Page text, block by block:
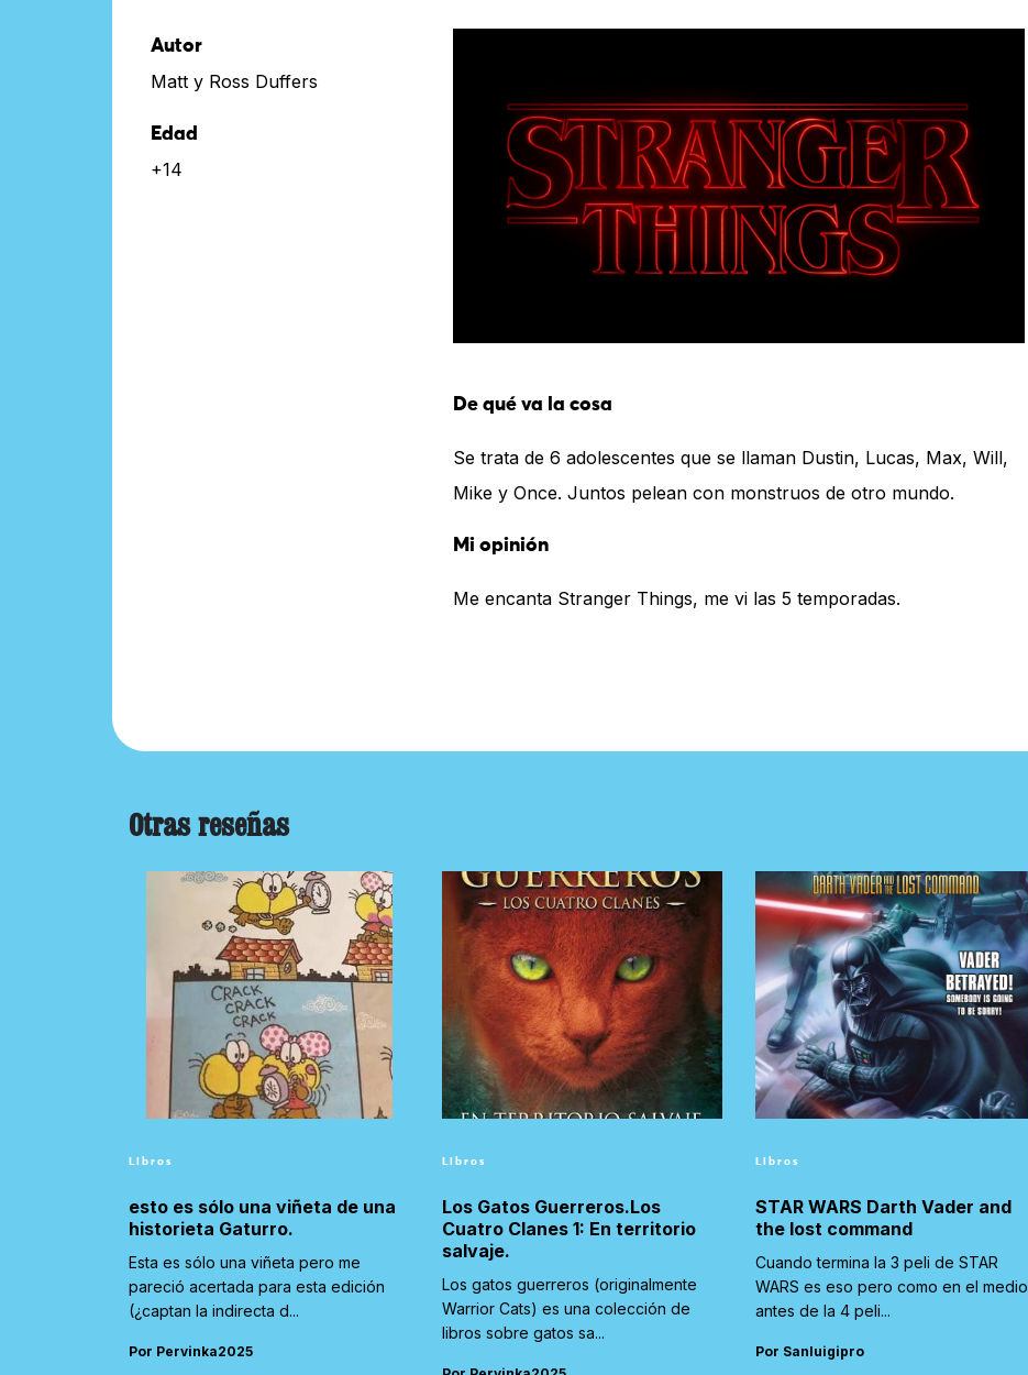
Autor
Matt y Ross Duffers
Edad
+14
De qué va la cosa
Se trata de 6 adolescentes que se llaman Dustin, Lucas, Max, Will,
Mike y Once. Juntos pelean con monstruos de otro mundo.
Mi opinión
Me encanta Stranger Things, me vi las 5 temporadas.
Otras reseñas
Libros
esto es sólo una viñeta de una
historieta Gaturro.
Esta es sólo una viñeta pero me
pareció acertada para esta edición
(¿captan la indirecta d...
Por Pervinka2025
Libros
Los Gatos Guerreros.Los
Cuatro Clanes 1: En territorio
salvaje.
Los gatos guerreros (originalmente
Warrior Cats) es una colección de
libros sobre gatos sa...
Libros
STAR WARS Darth Vader and
the lost command
Cuando termina la 3 peli de STAR
WARS es eso pero como en el medio
antes de la 4 peli...
Por Sanluigipro